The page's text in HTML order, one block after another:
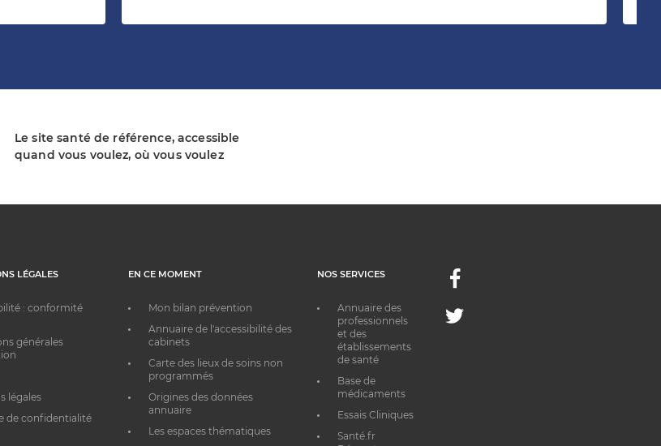
Le site santé de référence, accessible
quand vous voulez, où vous voulez
LÉGALES
: conformité
générales
légales
de confidentialité
EN CE MOMENT
Mon bilan prévention
Annuaire de l'accessibilité des
cabinets
Carte des lieux de soins non
programmés
Origines des données
annuaire
Les espaces thématiques
NOS SERVICES
Annuaire des
professionnels
et des
établissements
de santé
Base de
médicaments
Essais Cliniques
Santé.fr
Facebook
Twitter